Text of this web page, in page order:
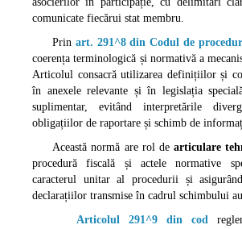
comunicate fiecărui stat membru.
Prin art. 291^8 din Codul de
coerența terminologică și normativă a
Articolul consacră utilizarea definițiilor și
în anexele relevante și în legislația
suplimentar, evitând interpretările
obligațiilor de raportare și schimb de
Această normă are rol dearticulare
procedură fiscală și actele normative
caracterul unitar al procedurii și
declarațiilor transmise în cadrul schimbului
Articolul 291^9 din cod